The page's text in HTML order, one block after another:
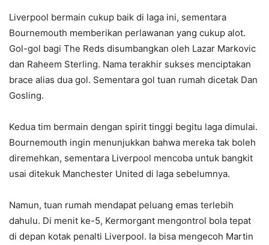
Liverpool bermain cukup baik di laga ini, sementara
Bournemouth memberikan perlawanan yang cukup alot.
Gol-gol bagi The Reds disumbangkan oleh Lazar Markovic
dan Raheem Sterling. Nama terakhir sukses menciptakan
brace alias dua gol. Sementara gol tuan rumah dicetak Dan
Gosling.
Kedua tim bermain dengan spirit tinggi begitu laga dimulai.
Bournemouth ingin menunjukkan bahwa mereka tak boleh
diremehkan, sementara Liverpool mencoba untuk bangkit
usai ditekuk Manchester United di laga sebelumnya.
Namun, tuan rumah mendapat peluang emas terlebih
dahulu. Di menit ke-5, Kermorgant mengontrol bola tepat
di depan kotak penalti Liverpool. Ia bisa mengecoh Martin